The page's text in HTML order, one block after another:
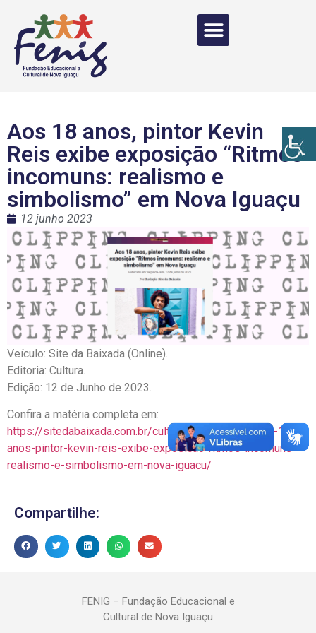
Aos 18 anos, pintor Kevin
Reis exibe exposição “Ritmos
incomuns: realismo e
simbolismo” em Nova Iguaçu
12 junho 2023
Veículo: Site da Baixada (Online).
Editoria: Cultura.
Edição: 12 de Junho de 2023.
Confira a matéria completa em:
https://sitedabaixada.com.br/cultura/2023/06/12/aos-18-
anos-pintor-kevin-reis-exibe-exposicao-ritmos-incomuns-
realismo-e-simbolismo-em-nova-iguacu/
Compartilhe:
FENIG – Fundação Educacional e
Cultural de Nova Iguaçu